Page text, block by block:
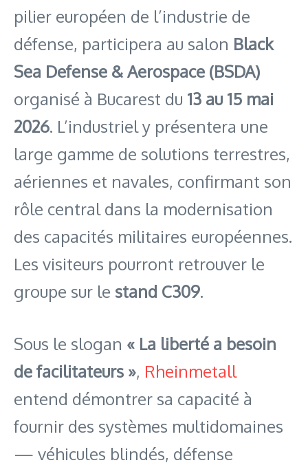
pilier européen de l’industrie de
défense, participera au salon Black
Sea Defense & Aerospace (BSDA)
organisé à Bucarest du 13 au 15 mai
2026. L’industriel y présentera une
large gamme de solutions terrestres,
aériennes et navales, confirmant son
rôle central dans la modernisation
des capacités militaires européennes.
Les visiteurs pourront retrouver le
groupe sur le stand C309.
Sous le slogan « La liberté a besoin
de facilitateurs », Rheinmetall
entend démontrer sa capacité à
fournir des systèmes multidomaines
— véhicules blindés, défense